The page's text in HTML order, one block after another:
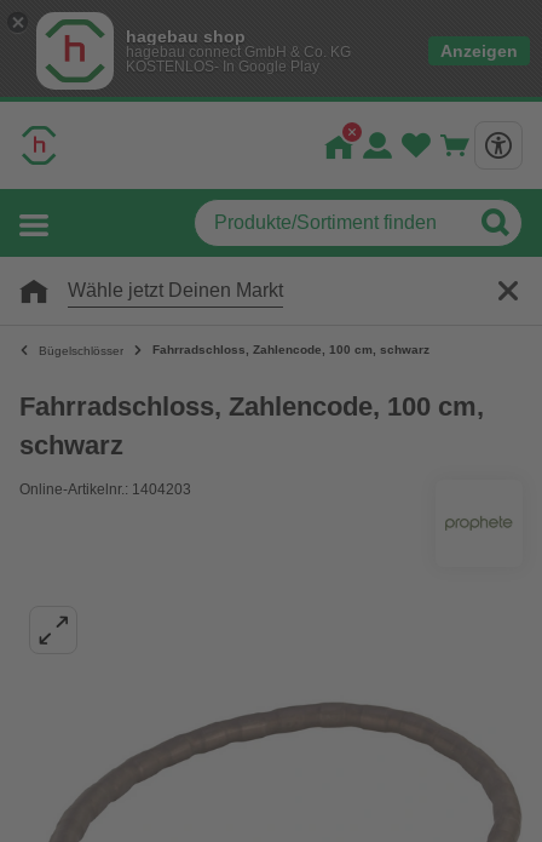
hagebau shop
hagebau connect GmbH & Co. KG
KOSTENLOS- In Google Play
Anzeigen
Wähle jetzt Deinen Markt
Bügelschlösser Fahrradschloss, Zahlencode, 100 cm, schwarz
Fahrradschloss, Zahlencode, 100 cm,
schwarz
Online-Artikelnr.: 1404203